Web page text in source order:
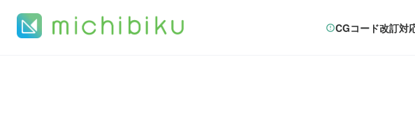
CGコード改訂対